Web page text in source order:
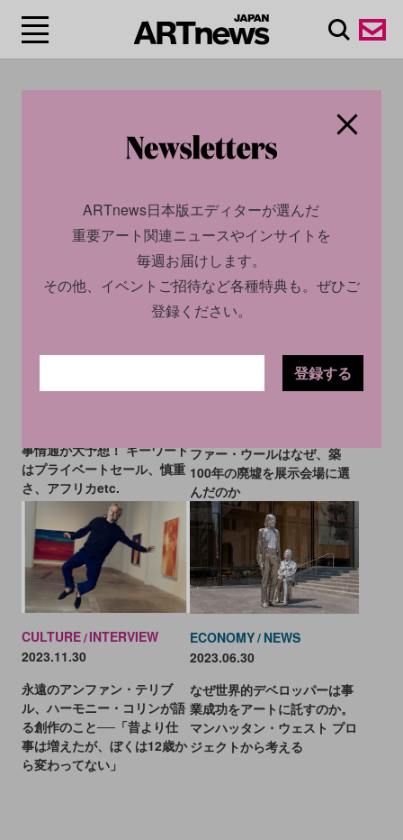
#クリストファー・ウー
ル/Christopher Wool
事情通が大予想！ キーワード
はプライベートセール、慎重
さ、アフリカetc.
INSIGHT
ファー・ウールはなぜ、築
100年の廃墟を展示会場に選
んだのか
CULTURE INTERVIEW
2023.11.30
永遠のアンファン・テリブ
ル、ハーモニー・コリンが語
る創作のこと──「昔より仕
事は増えたが、ぼくは12歳か
ら変わってない」
ECONOMY NEWS
2023.06.30
なぜ世界的デベロッパーは事
業成功をアートに託すのか。
マンハッタン・ウェスト プロ
ジェクトから考える
ARTnews日本版エディターが選んだ
重要アート関連ニュースやインサイトを
毎週お届けします。
その他、イベントご招待など各種特典も。ぜひご
登録ください。
登録する